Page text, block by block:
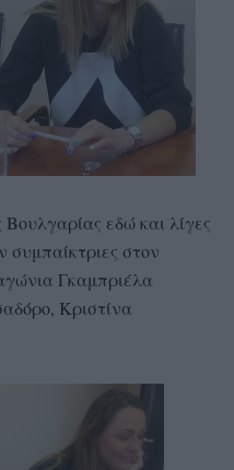
εδώ και λίγες
συμπαίκτριες στον
Γκαμπριέλα
Κριστίνα